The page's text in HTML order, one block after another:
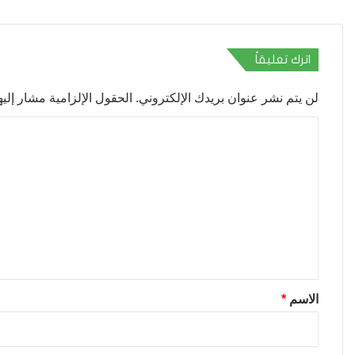
اترك تعليقاً
لن يتم نشر عنوان بريدك الإلكتروني. الحقول الإلزامية مشار
*الاسم *